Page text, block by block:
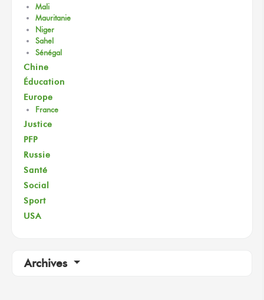
Mali
Mauritanie
Niger
Sahel
Sénégal
Chine
Éducation
Europe
France
Justice
PFP
Russie
Santé
Social
Sport
USA
Archives